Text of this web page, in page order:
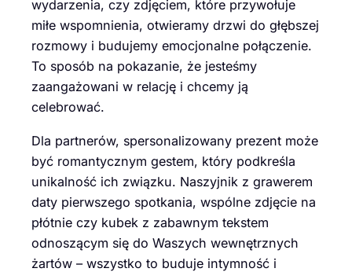
wydarzenia, czy zdjęciem, które przywołuje
miłe wspomnienia, otwieramy drzwi do głębszej
rozmowy i budujemy emocjonalne połączenie.
To sposób na pokazanie, że jesteśmy
zaangażowani w relację i chcemy ją
celebrować.
Dla partnerów, spersonalizowany prezent może
być romantycznym gestem, który podkreśla
unikalność ich związku. Naszyjnik z grawerem
daty pierwszego spotkania, wspólne zdjęcie na
płótnie czy kubek z zabawnym tekstem
odnoszącym się do Waszych wewnętrznych
żartów – wszystko to buduje intymność i